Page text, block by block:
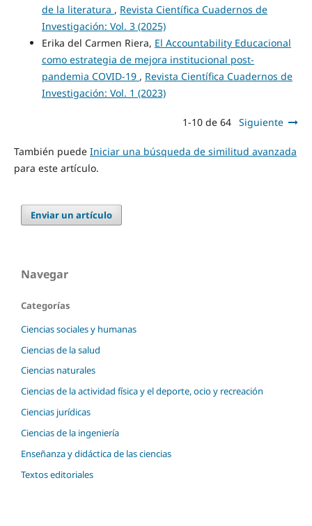
de la literatura , Revista Científica Cuadernos de
Investigación: Vol. 3 (2025)
Erika del Carmen Riera, El Accountability Educacional
como estrategia de mejora institucional post-
pandemia COVID-19 , Revista Científica Cuadernos de
Investigación: Vol. 1 (2023)
1-10 de 64 Siguiente
También puede Iniciar una búsqueda de similitud avanzada
para este artículo.
Enviar un artículo
Navegar
Categorías
Ciencias sociales y humanas
Ciencias de la salud
Ciencias naturales
Ciencias de la actividad física y el deporte, ocio y recreación
Ciencias jurídicas
Ciencias de la ingeniería
Enseñanza y didáctica de las ciencias
Textos editoriales